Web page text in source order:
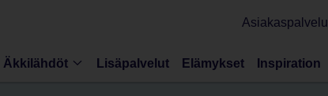
Asiakaspalvelu
Äkkilähdöt Lisäpalvelut Elämykset Inspiration